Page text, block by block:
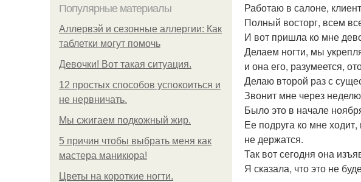
Популярные материалы
Аллервэй и сезонные аллергии: Как
таблетки могут помочь
Девочки! Вот такая ситуация.
12 простых способов успокоиться и
не нервничать.
Мы сжигаем подкожный жир.
5 причин чтобы выбрать меня как
мастера маникюра!
Цветы на короткие ногти.
Работаю в салоне,
Полный восторг, всем
И вот пришла ко мне
Делаем ногти, мы
и она его, разумеется,
Делаю второй раз с
Звонит мне через
Было это в начале
Ее подруга ко мне
не держатся.
Так вот сегодня она
Я сказала, что это не